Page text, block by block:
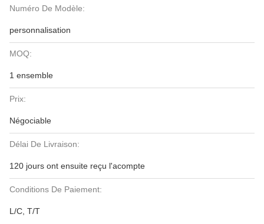
Numéro De Modèle:
personnalisation
MOQ:
1 ensemble
Prix:
Négociable
Délai De Livraison:
120 jours ont ensuite reçu l'acompte
Conditions De Paiement:
L/C, T/T